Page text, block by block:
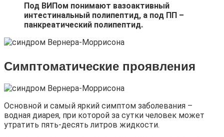
Под ВИПом понимают вазоактивный
интестинальный полипептид, а под ПП –
панкреатический полипептид.
Симптоматические проявления
Основной и самый яркий симптом заболевания –
водная диарея, при которой за сутки человек может
утратить пять-десять литров жидкости.